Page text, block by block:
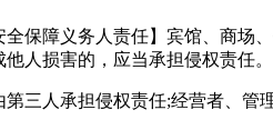
全保障义务人责任】宾馆、商场
人损害的，应当承担侵权责任。
三人承担侵权责任;经营者、